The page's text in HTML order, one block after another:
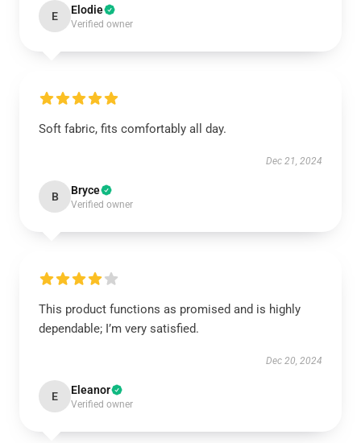
E Elodie
Verified owner
Soft fabric, fits comfortably all day.
Dec 21, 2024
B Bryce
Verified owner
This product functions as promised and is highly
dependable; I’m very satisfied.
Dec 20, 2024
E Eleanor
Verified owner